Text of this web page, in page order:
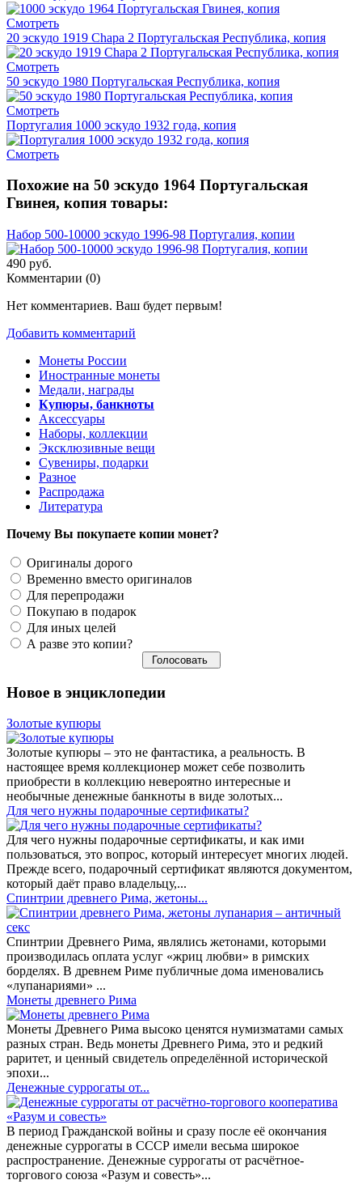
Смотреть
20 эскудо 1919 Chapa 2 Португальская Республика, копия
Смотреть
50 эскудо 1980 Португальская Республика, копия
Смотреть
Португалия 1000 эскудо 1932 года, копия
Смотреть
Похожие на 50 эскудо 1964 Португальская
Гвинея, копия товары:
Набор 500-10000 эскудо 1996-98 Португалия, копии
490 руб.
Комментарии (0)
Нет комментариев. Ваш будет первым!
Добавить комментарий
Монеты России
Иностранные монеты
Медали, награды
Купюры, банкноты
Аксессуары
Наборы, коллекции
Эксклюзивные вещи
Сувениры, подарки
Разное
Распродажа
Литература
Почему Вы покупаете копии монет?
Оригиналы дорого
Временно вместо оригиналов
Для перепродажи
Покупаю в подарок
Для иных целей
А разве это копии?
Новое в энциклопедии
Золотые купюры
Золотые купюры – это не фантастика, а реальность. В
настоящее время коллекционер может себе позволить
приобрести в коллекцию невероятно интересные и
необычные денежные банкноты в виде золотых...
​Для чего нужны подарочные сертификаты?
Для чего нужны подарочные сертификаты, и как ими
пользоваться, это вопрос, который интересует многих людей.
Прежде всего, подарочный сертификат являются документом,
который даёт право владельцу,...
Спинтрии древнего Рима, жетоны...
Спинтрии Древнего Рима, являлись жетонами, которыми
производилась оплата услуг «жриц любви» в римских
борделях. В древнем Риме публичные дома именовались
«лупанариями» ...
Монеты древнего Рима
Монеты Древнего Рима высоко ценятся нумизматами самых
разных стран. Ведь монеты Древнего Рима, это и редкий
раритет, и ценный свидетель определённой исторической
эпохи...
Денежные суррогаты от...
В период Гражданской войны и сразу после её окончания
денежные суррогаты в СССР имели весьма широкое
распространение. Денежные суррогаты от расчётное-
торгового союза «Разум и совесть»...